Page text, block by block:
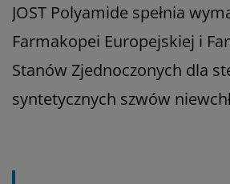
JOST Polyamide spełnia
Farmakopei Europejskiej i
Stanów Zjednoczonych dla
syntetycznych szwów